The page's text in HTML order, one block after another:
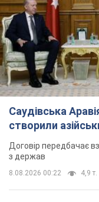
Саудівська
створили
Договір передбачає
з держав
8.08.2026 00:22 4,9 т.